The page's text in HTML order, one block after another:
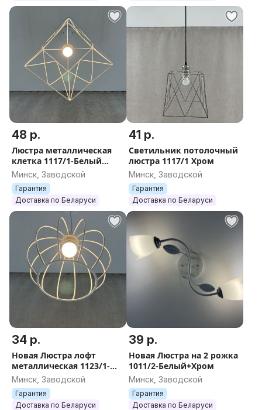
48 р.
Люстра металлическая
клетка 1117/1-Белый
НОВАЯ
Минск, Заводской
Гарантия
Доставка по Беларуси
41 р.
Светильник потолочный
люстра 1117/1 Хром
Минск, Заводской
Гарантия
Доставка по Беларуси
34 р.
Новая Люстра лофт
металлическая 1123/1-
Белый
Минск, Заводской
Гарантия
Доставка по Беларуси
39 р.
Новая Люстра на 2 рожка
1011/2-Белый+Хром
Минск, Заводской
Гарантия
Доставка по Беларуси